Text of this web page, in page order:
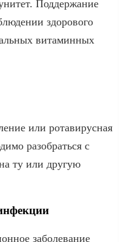
Поддержание
здорового
витаминных
или ротавирусная
разобраться с
ту или другую
заболевание